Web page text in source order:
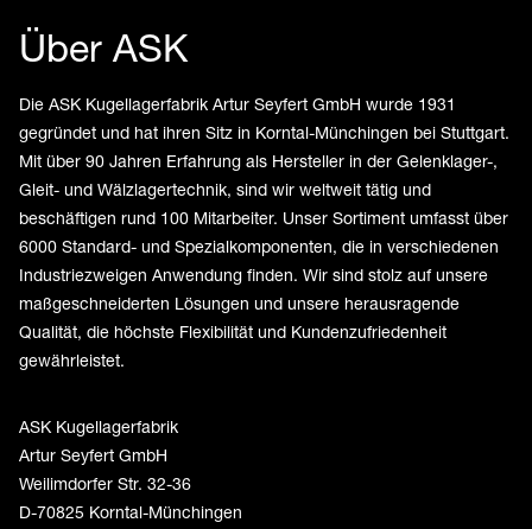
Über ASK
Die ASK Kugellagerfabrik Artur Seyfert GmbH wurde 1931
gegründet und hat ihren Sitz in Korntal-Münchingen bei Stuttgart.
Mit über 90 Jahren Erfahrung als Hersteller in der Gelenklager-,
Gleit- und Wälzlagertechnik, sind wir weltweit tätig und
beschäftigen rund 100 Mitarbeiter. Unser Sortiment umfasst über
6000 Standard- und Spezialkomponenten, die in verschiedenen
Industriezweigen Anwendung finden. Wir sind stolz auf unsere
maßgeschneiderten Lösungen und unsere herausragende
Qualität, die höchste Flexibilität und Kundenzufriedenheit
gewährleistet.
ASK Kugellagerfabrik
Artur Seyfert GmbH
Weilimdorfer Str. 32-36
D-70825 Korntal-Münchingen